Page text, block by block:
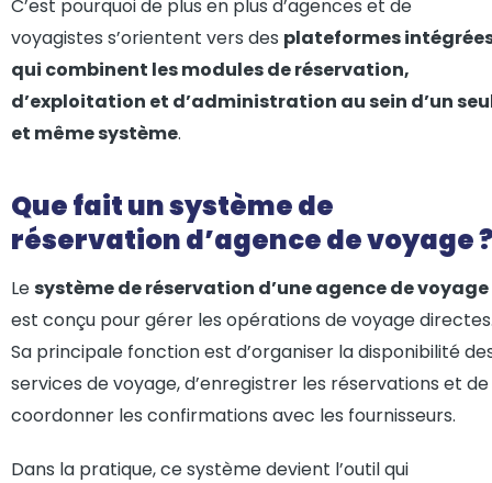
C’est pourquoi de plus en plus d’agences et de
voyagistes s’orientent vers des plateformes
qui combinent les modules de réservation,
d’exploitation et d’administration au sein d’un
et même système.
Que fait un système de
réservation d’agence de voyage
Lesystème de réservation d’une agence de voyage
est conçu pour gérer les opérations de voyage
Sa principale fonction est d’organiser la disponibilité
services de voyage, d’enregistrer les réservations et de
coordonner les confirmations avec les fournisseurs.
Dans la pratique, ce système devient l’outil qui